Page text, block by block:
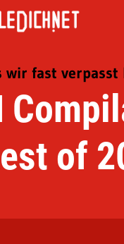
wir fast verpasst
of